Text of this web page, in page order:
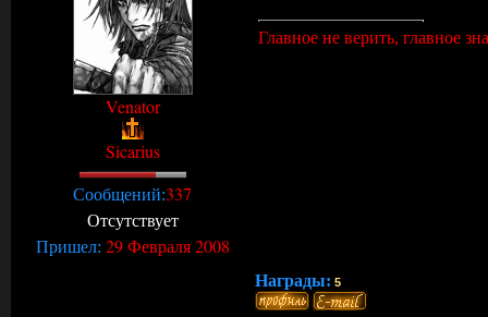
Venator
Sicarius
Сообщений:337
Отсутствует
Пришел: 29 Февраля 2008
Главное не верить, главное
Награды: 5